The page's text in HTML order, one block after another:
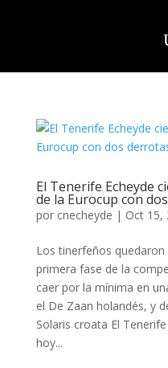
El Tenerife Echeyde
de la Eurocup con
por cnecheyde | Oct 15,
Los tinerfeños
primera fase de la
caer por la mínima en
el De Zaan holandés, y
Solaris croata El
hoy...